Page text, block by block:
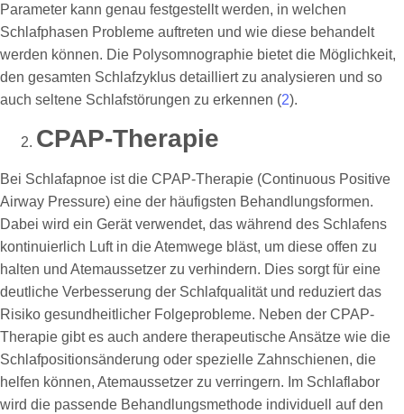
Parameter kann genau festgestellt werden, in welchen
Schlafphasen Probleme auftreten und wie diese behandelt
werden können. Die Polysomnographie bietet die Möglichkeit,
den gesamten Schlafzyklus detailliert zu analysieren und so
auch seltene Schlafstörungen zu erkennen (2).
CPAP-Therapie
Bei Schlafapnoe ist die CPAP-Therapie (Continuous Positive
Airway Pressure) eine der häufigsten Behandlungsformen.
Dabei wird ein Gerät verwendet, das während des Schlafens
kontinuierlich Luft in die Atemwege bläst, um diese offen zu
halten und Atemaussetzer zu verhindern. Dies sorgt für eine
deutliche Verbesserung der Schlafqualität und reduziert das
Risiko gesundheitlicher Folgeprobleme. Neben der CPAP-
Therapie gibt es auch andere therapeutische Ansätze wie die
Schlafpositionsänderung oder spezielle Zahnschienen, die
helfen können, Atemaussetzer zu verringern. Im Schlaflabor
wird die passende Behandlungsmethode individuell auf den